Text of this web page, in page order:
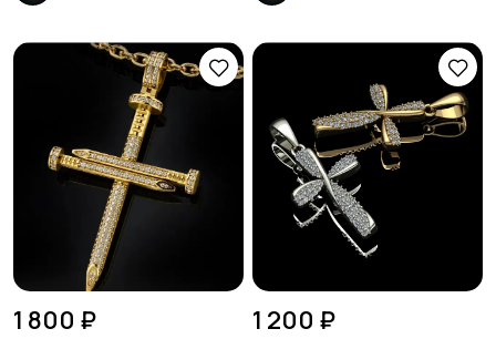
1 800 ₽ 1 200 ₽